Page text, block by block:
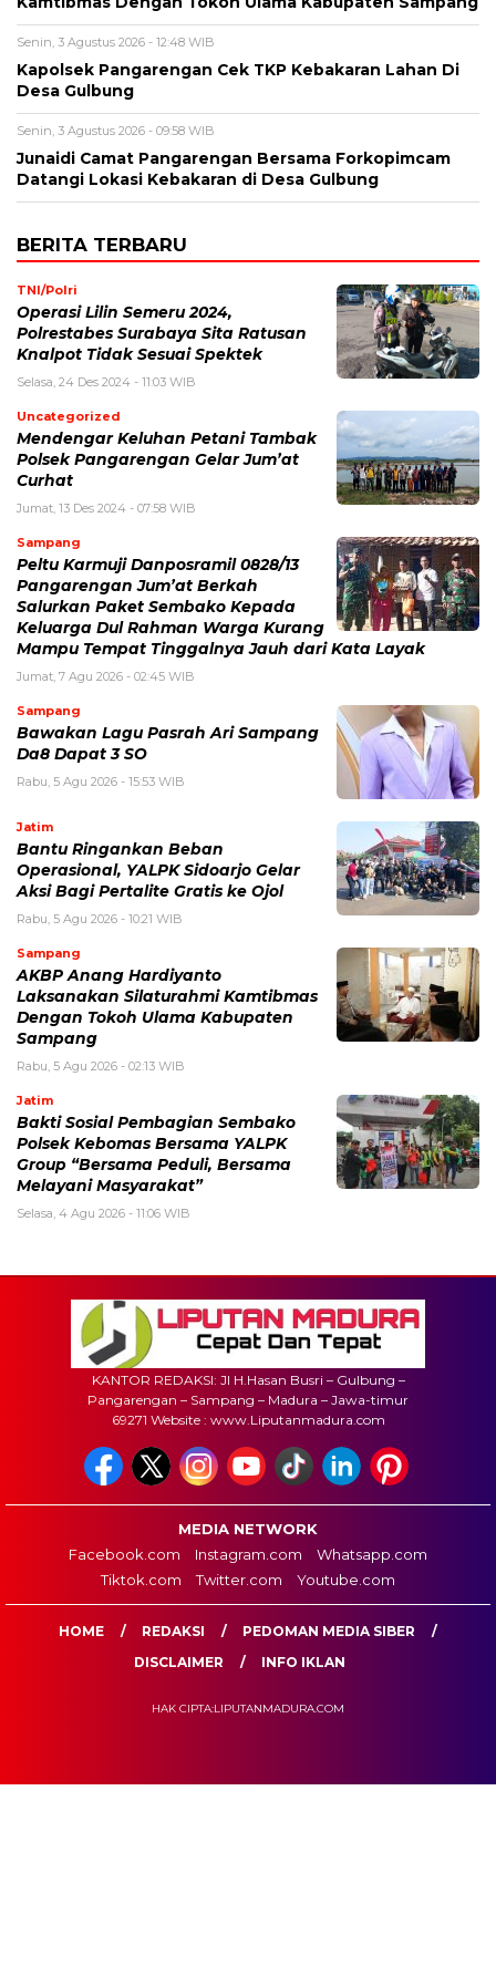
Senin, 3 Agustus 2026 - 12:48 WIB
Kapolsek Pangarengan Cek TKP Kebakaran Lahan Di
Desa Gulbung
Senin, 3 Agustus 2026 - 09:58 WIB
Junaidi Camat Pangarengan Bersama Forkopimcam
Datangi Lokasi Kebakaran di Desa Gulbung
BERITA TERBARU
TNI/Polri
Operasi Lilin Semeru 2024,
Polrestabes Surabaya Sita Ratusan
Knalpot Tidak Sesuai Spektek
Selasa, 24 Des 2024 - 11:03 WIB
Uncategorized
Mendengar Keluhan Petani Tambak
Polsek Pangarengan Gelar Jum’at
Curhat
Jumat, 13 Des 2024 - 07:58 WIB
Sampang
Peltu Karmuji Danposramil 0828/13
Pangarengan Jum’at Berkah
Salurkan Paket Sembako Kepada
Keluarga Dul Rahman Warga Kurang
Mampu Tempat Tinggalnya Jauh dari Kata Layak
Jumat, 7 Agu 2026 - 02:45 WIB
Sampang
Bawakan Lagu Pasrah Ari Sampang
Da8 Dapat 3 SO
Rabu, 5 Agu 2026 - 15:53 WIB
Jatim
Bantu Ringankan Beban
Operasional, YALPK Sidoarjo Gelar
Aksi Bagi Pertalite Gratis ke Ojol
Rabu, 5 Agu 2026 - 10:21 WIB
Sampang
AKBP Anang Hardiyanto
Laksanakan Silaturahmi Kamtibmas
Dengan Tokoh Ulama Kabupaten
Sampang
Rabu, 5 Agu 2026 - 02:13 WIB
Jatim
Bakti Sosial Pembagian Sembako
Polsek Kebomas Bersama YALPK
Group “Bersama Peduli, Bersama
Melayani Masyarakat”
Selasa, 4 Agu 2026 - 11:06 WIB
KANTOR REDAKSI: Jl H.Hasan Busri – Gulbung –
Pangarengan – Sampang – Madura – Jawa-timur
69271 Website : www.Liputanmadura.com
MEDIA NETWORK
Facebook.com
Instagram.com
Whatsapp.com
Tiktok.com
Twitter.com Youtube.com
HOME REDAKSI
PEDOMAN MEDIA SIBER
DISCLAIMER
INFO IKLAN
HAK CIPTA:LIPUTANMADURA.COM